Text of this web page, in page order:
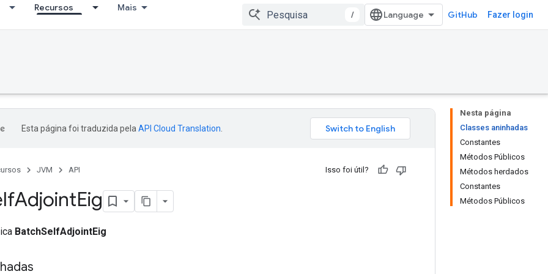
Recursos Mais
/ GitHub Fazer login
Nesta página
Classes aninhadas
Constantes
Métodos Públicos
Métodos herdados
Constantes
Métodos Públicos
Esta página foi traduzida pela API Cloud Translation
JVM API Isso foi útil?
AdjointEig
BatchSelfAdjointEig